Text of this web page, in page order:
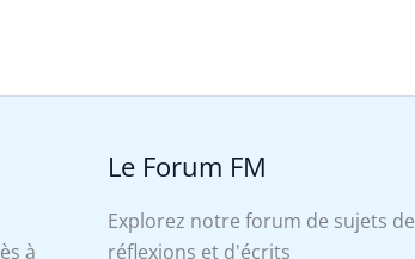
à
Le Forum FM
Explorez notre forum de sujets de
réflexions et d'écrits